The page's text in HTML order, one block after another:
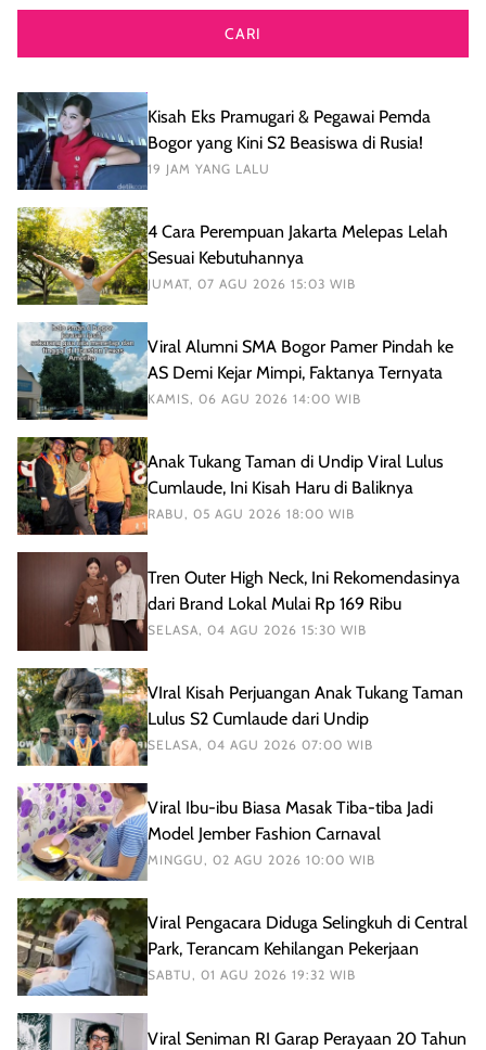
CARI
Kisah Eks Pramugari & Pegawai Pemda
Bogor yang Kini S2 Beasiswa di Rusia!
19 JAM YANG LALU
4 Cara Perempuan Jakarta Melepas Lelah
Sesuai Kebutuhannya
JUMAT, 07 AGU 2026 15:03 WIB
Viral Alumni SMA Bogor Pamer Pindah ke
AS Demi Kejar Mimpi, Faktanya Ternyata
KAMIS, 06 AGU 2026 14:00 WIB
Anak Tukang Taman di Undip Viral Lulus
Cumlaude, Ini Kisah Haru di Baliknya
RABU, 05 AGU 2026 18:00 WIB
Tren Outer High Neck, Ini Rekomendasinya
dari Brand Lokal Mulai Rp 169 Ribu
SELASA, 04 AGU 2026 15:30 WIB
VIral Kisah Perjuangan Anak Tukang Taman
Lulus S2 Cumlaude dari Undip
SELASA, 04 AGU 2026 07:00 WIB
Viral Ibu-ibu Biasa Masak Tiba-tiba Jadi
Model Jember Fashion Carnaval
MINGGU, 02 AGU 2026 10:00 WIB
Viral Pengacara Diduga Selingkuh di Central
Park, Terancam Kehilangan Pekerjaan
SABTU, 01 AGU 2026 19:32 WIB
Viral Seniman RI Garap Perayaan 20 Tahun